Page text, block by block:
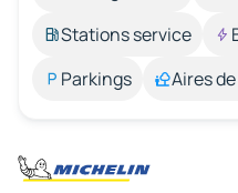
Stations service
Parkings
Aires